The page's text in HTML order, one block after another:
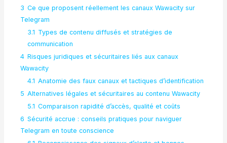
3 Ce que proposent réellement les canaux Wawacity sur
Telegram
3.1 Types de contenu diffusés et stratégies de
communication
4 Risques juridiques et sécuritaires liés aux canaux
Wawacity
4.1 Anatomie des faux canaux et tactiques d’identification
5 Alternatives légales et sécuritaires au contenu Wawacity
5.1 Comparaison rapidité d’accès, qualité et coûts
6 Sécurité accrue : conseils pratiques pour naviguer
Telegram en toute conscience